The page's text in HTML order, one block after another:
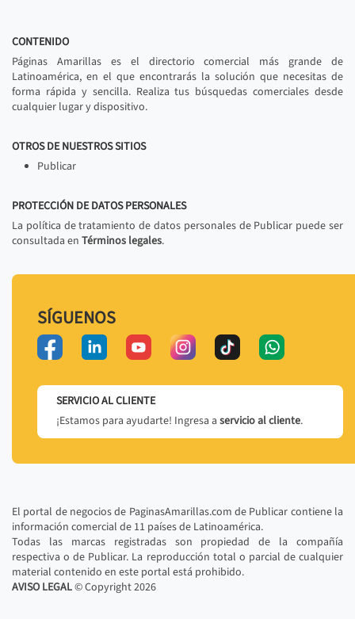
CONTENIDO
Páginas Amarillas es el directorio comercial más grande de
Latinoamérica, en el que encontrarás la solución que necesitas de
forma rápida y sencilla. Realiza tus búsquedas comerciales desde
cualquier lugar y dispositivo.
OTROS DE NUESTROS SITIOS
Publicar
PROTECCIÓN DE DATOS PERSONALES
La política de tratamiento de datos personales de Publicar puede ser
consultada en Términos legales.
SÍGUENOS
SERVICIO AL CLIENTE
¡Estamos para ayudarte! Ingresa a servicio al cliente.
El portal de negocios de PaginasAmarillas.com de Publicar contiene la
información comercial de 11 países de Latinoamérica.
Todas las marcas registradas son propiedad de la compañía
respectiva o de Publicar. La reproducción total o parcial de cualquier
material contenido en este portal está prohibido.
AVISO LEGAL© Copyright2026